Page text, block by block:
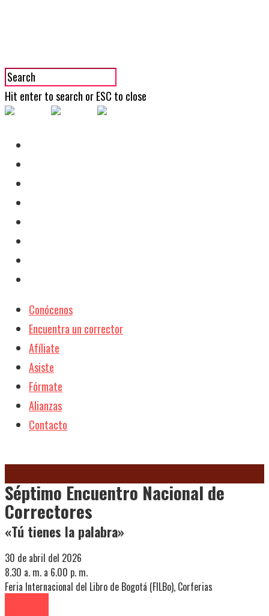
Hit enter to search or ESC to close
Conócenos
Encuentra un corrector
Afíliate
Asiste
Fórmate
Alianzas
Contacto
Séptimo Encuentro Nacional de
Correctores
«Tú tienes la palabra»
30 de abril del 2026
8.30 a. m. a 6.00 p. m.
Feria Internacional del Libro de Bogotá (FILBo), Corferias